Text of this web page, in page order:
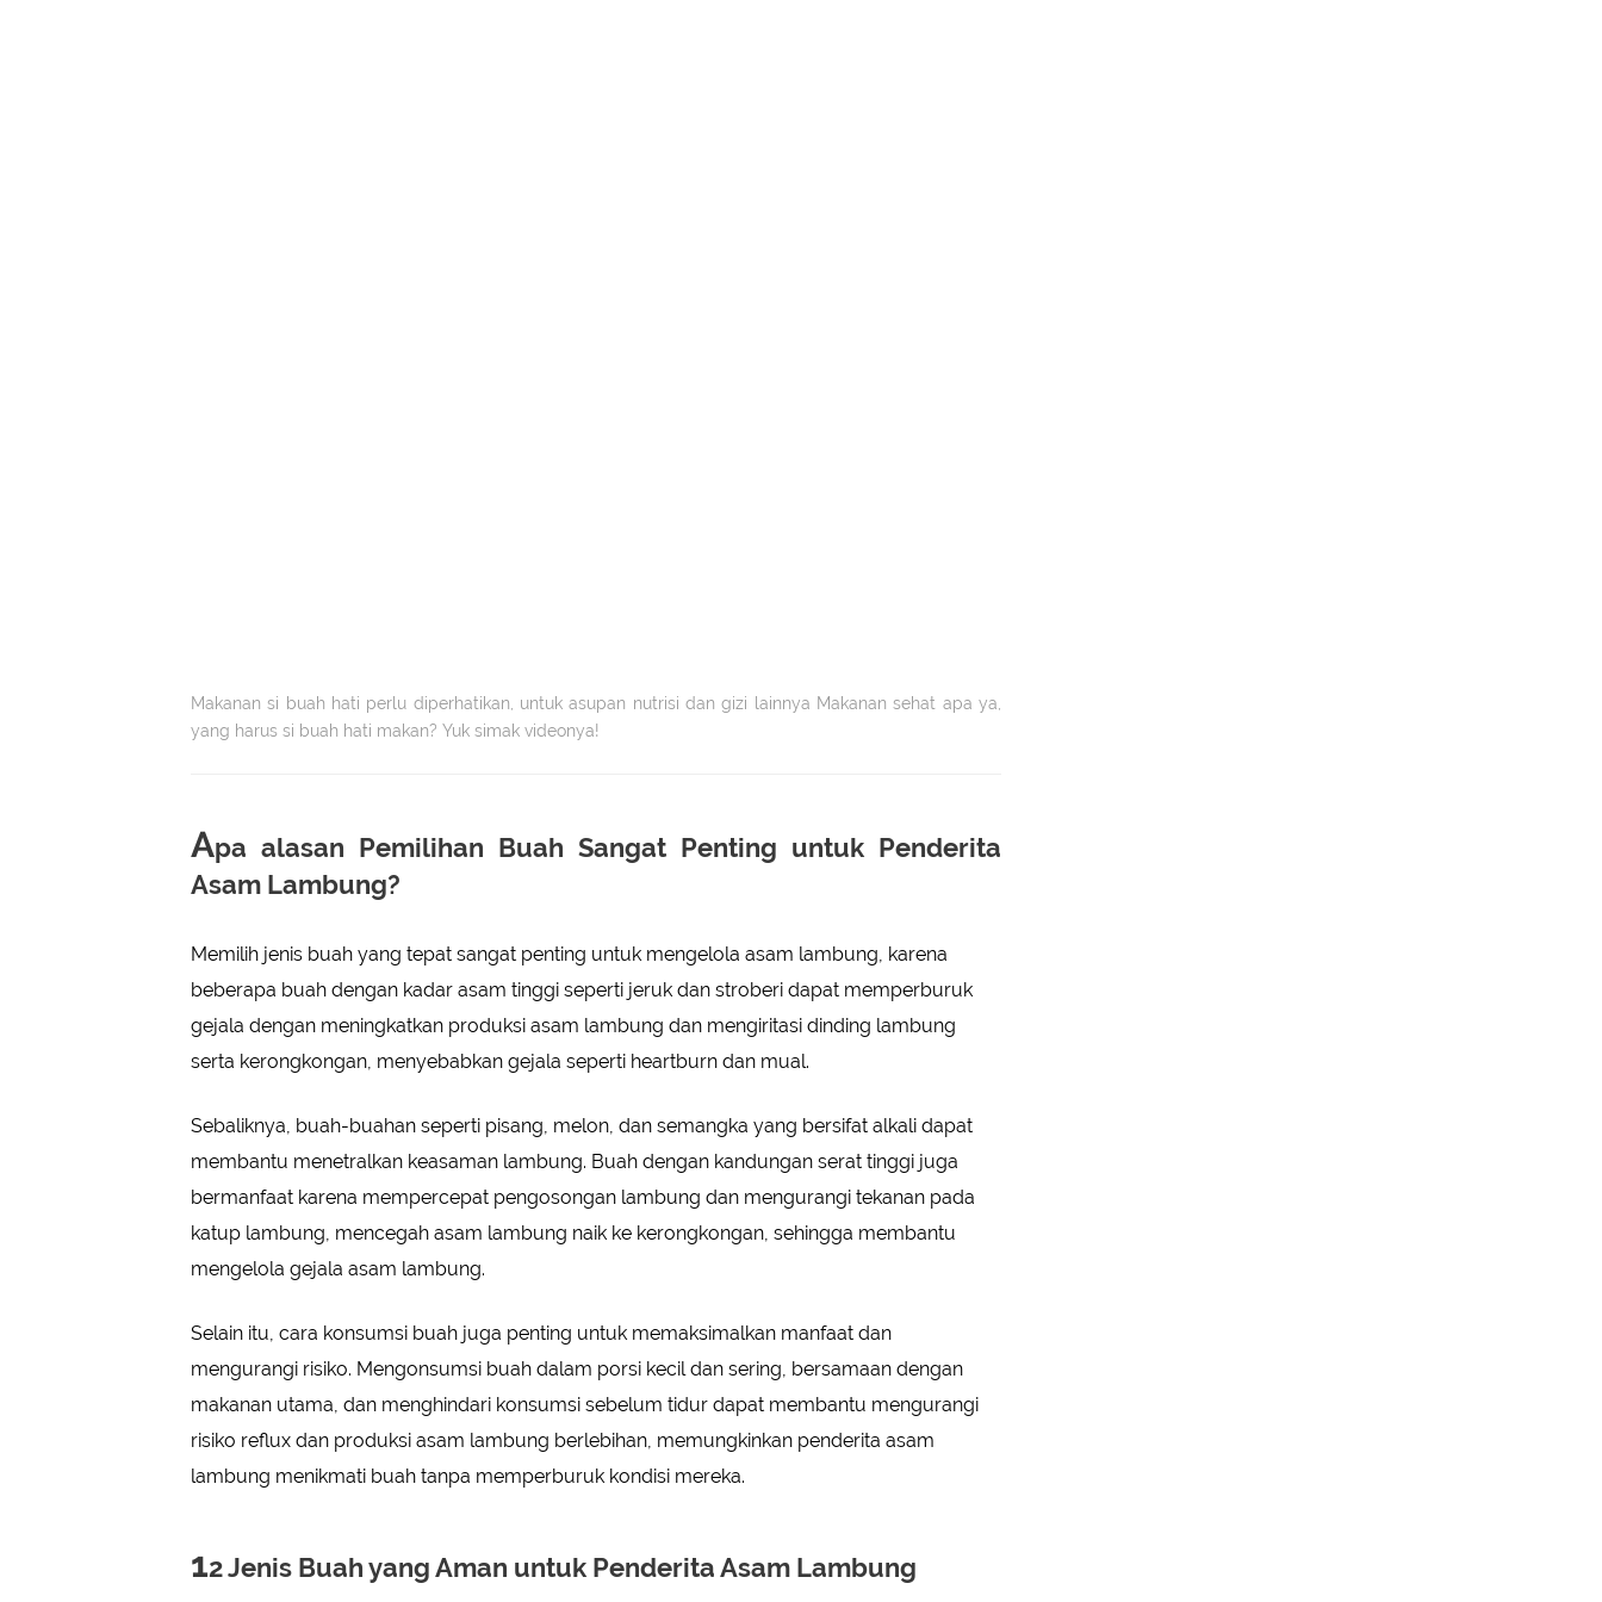
Makanan si buah hati perlu diperhatikan, untuk asupan nutrisi dan gizi lainnya Makanan sehat apa ya,
yang harus si buah hati makan? Yuk simak videonya!
Apa alasan Pemilihan Buah Sangat Penting untuk Penderita
Asam Lambung?
Memilih jenis buah yang tepat sangat penting untuk mengelola asam lambung, karena
beberapa buah dengan kadar asam tinggi seperti jeruk dan stroberi dapat memperburuk
gejala dengan meningkatkan produksi asam lambung dan mengiritasi dinding lambung
serta kerongkongan, menyebabkan gejala seperti heartburn dan mual.
Sebaliknya, buah-buahan seperti pisang, melon, dan semangka yang bersifat alkali dapat
membantu menetralkan keasaman lambung. Buah dengan kandungan serat tinggi juga
bermanfaat karena mempercepat pengosongan lambung dan mengurangi tekanan pada
katup lambung, mencegah asam lambung naik ke kerongkongan, sehingga membantu
mengelola gejala asam lambung.
Selain itu, cara konsumsi buah juga penting untuk memaksimalkan manfaat dan
mengurangi risiko. Mengonsumsi buah dalam porsi kecil dan sering, bersamaan dengan
makanan utama, dan menghindari konsumsi sebelum tidur dapat membantu mengurangi
risiko reflux dan produksi asam lambung berlebihan, memungkinkan penderita asam
lambung menikmati buah tanpa memperburuk kondisi mereka.
12 Jenis Buah yang Aman untuk Penderita Asam Lambung